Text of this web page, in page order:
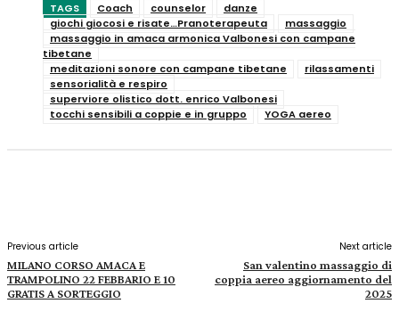
TAGS Coach counselor
danze
giochi giocosi e risate…Pranoterapeuta
massaggio
massaggio in amaca armonica Valbonesi con campane
tibetane
meditazioni sonore con campane tibetane
rilassamenti
sensorialità e respiro
superviore olistico dott. enrico Valbonesi
tocchi sensibili a coppie e in gruppo
YOGA aereo
Previous article
MILANO CORSO AMACA E
TRAMPOLINO 22 FEBBARIO E 10
GRATIS A SORTEGGIO
Next article
San valentino massaggio di
coppia aereo aggiornamento del
2025